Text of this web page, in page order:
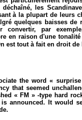
les
à la plupart de leurs
quelques baisses de
convertir, par
en raison d'une
est tout à fait en droit de
the word « surprise
that seemed
« FM » -type hard
announced. It would